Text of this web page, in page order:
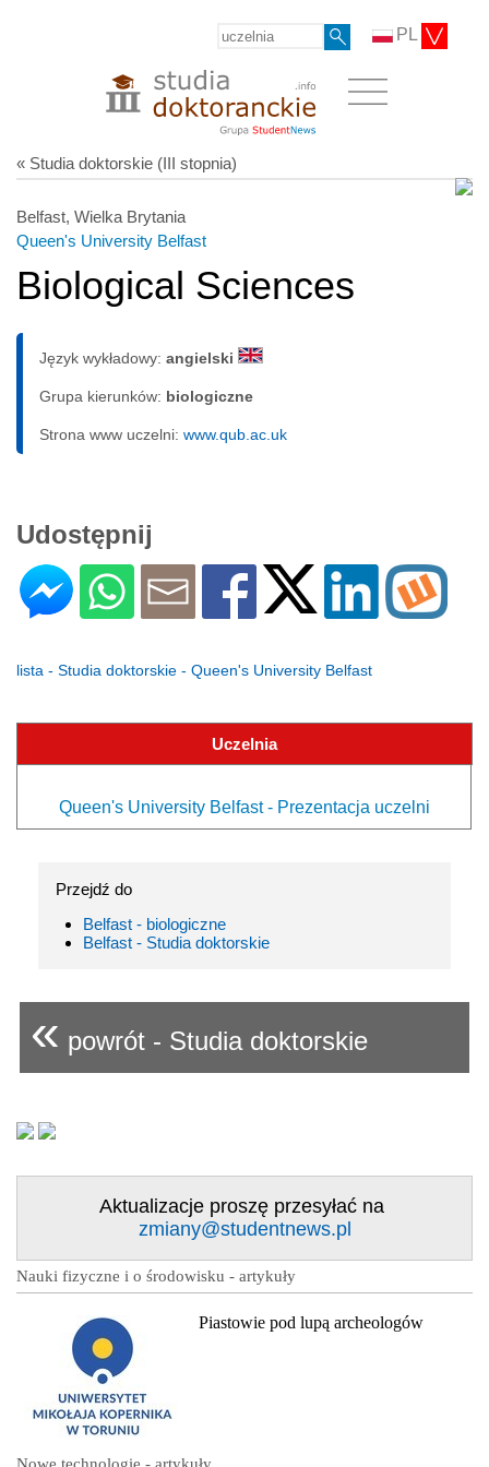
PL
« Studia doktorskie (III stopnia)
Belfast, Wielka Brytania
Queen's University Belfast
Biological Sciences
Język wykładowy: angielski
Grupa kierunków: biologiczne
Strona www uczelni: www.qub.ac.uk
Udostępnij
lista - Studia doktorskie - Queen's University Belfast
Uczelnia
Queen's University Belfast - Prezentacja uczelni
Przejdź do
Belfast - biologiczne
Belfast - Studia doktorskie
« powrót - Studia doktorskie
Aktualizacje proszę przesyłać na
zmiany@studentnews.pl
Nauki fizyczne i o środowisku - artykuły
Piastowie pod lupą archeologów
Nowe technologie - artykuły